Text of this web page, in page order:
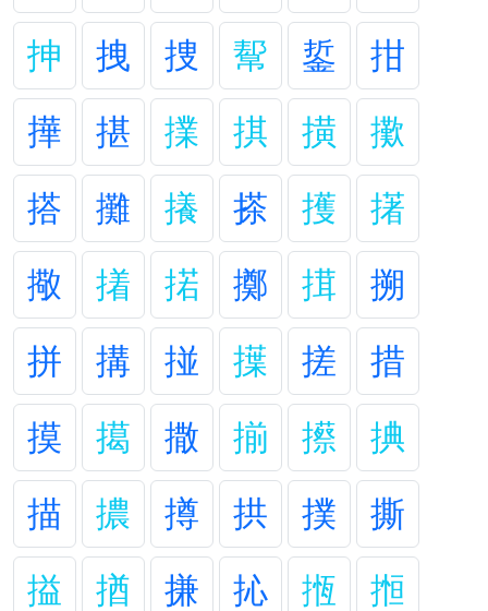
抻
拽 捜 幚 銴
拑
撶
揕 擈 掑 撗
擹
搭
攤 攁 搽 擭
擆
擏
撯 掿 擲 搑
搠
拼
搆 掽 擛 搓
措
摸
擖 撒 揃 攃
捵
描
擃 撙 拱 撲
撕
搤
揂 搛 抋 揯
搄